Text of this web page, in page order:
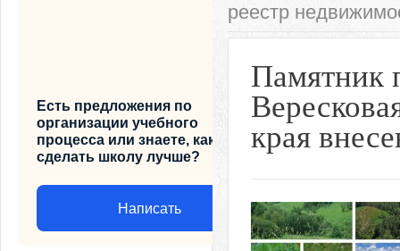
реестр
Памятник
края
Есть предложения по
организации учебного
процесса или знаете, как
сделать школу лучше?
Написать